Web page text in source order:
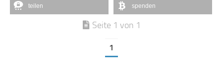
teilen spenden
Seite 1 von 1
1